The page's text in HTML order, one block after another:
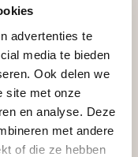
advertenties te
media te bieden
Ook delen we
site met onze
en analyse. Deze
met andere
of die ze hebben